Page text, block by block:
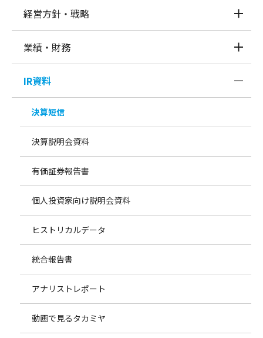
経営方針・戦略
業績・財務
IR資料
決算短信
決算説明会資料
有価証券報告書
個人投資家向け説明会資料
ヒストリカルデータ
統合報告書
アナリストレポート
動画で見るタカミヤ